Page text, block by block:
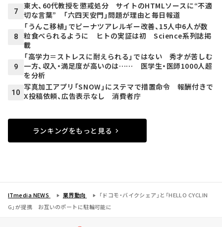
7
東大、60代教授を懲戒処分 サイトのHTMLソースに“不適
切な言葉” 「六四天安門」問題が理由と毎日報道
8
「うんこ移植」でピーナツアレルギー改善、15人中6人が数
粒食べられるように ヒトの実証は初 Science系列誌掲
載
9
「高学力＝ストレスに耐えられる」ではない 秀才が苦しむ
一方、収入・満足度が高いのは…… 医学生・医師1000人超
を分析
10
写真加工アプリ「SNOW」にステマで措置命令 報酬付きで
X投稿依頼、広告表示なし 消費者庁
ランキングをもっと見る
ITmedia NEWS 業界動向
「ドコモ・バイクシェア」と「HELLO CYCLIN
G」が提携 お互いのポートに駐輪可能に